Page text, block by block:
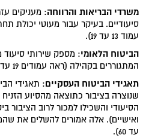
משרדי הבריאות והרווחה: מעניקים
סיעודיים. בעיקר עבור מעוטי יכולת
עמוד 13 עד 19).
הביטוח הלאומי: מספק שירותי סיעוד
המתגוררים בקהילה (ראה עמודים 19 עד 36).
תאגידי הביטוח העסקיים: תאגידי
שנוצרה בציבור כתוצאה מהסיוע
הסיעודי והשכילו למכור לרוב הציבור
עד 60).